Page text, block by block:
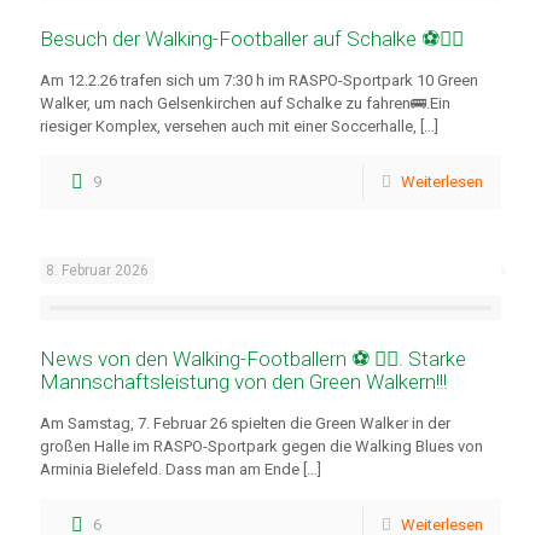
Besuch der Walking-Footballer auf Schalke ⚽🚶‍♂️
Am 12.2.26 trafen sich um 7:30 h im RASPO-Sportpark 10 Green
Walker, um nach Gelsenkirchen auf Schalke zu fahren🚌.Ein
riesiger Komplex, versehen auch mit einer Soccerhalle, […]
9 Weiterlesen
8. Februar 2026
News von den Walking-Footballern ⚽ 🚶‍♂️. Starke
Mannschaftsleistung von den Green Walkern!!!
Am Samstag, 7. Februar 26 spielten die Green Walker in der
großen Halle im RASPO-Sportpark gegen die Walking Blues von
Arminia Bielefeld. Dass man am Ende […]
6 Weiterlesen